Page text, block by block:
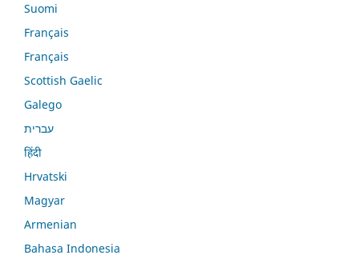
Suomi
Français
Français
Scottish Gaelic
Galego
עברית
हिंदी
Hrvatski
Magyar
Armenian
Bahasa Indonesia